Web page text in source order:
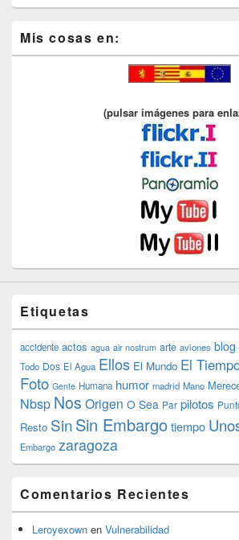
Mis cosas en:
(pulsar imágenes para
Etiquetas
accidente actos agua air nostrum arte aviones blog
Todo Dos El Agua Ellos El Mundo El
Foto Gente Humana humor madrid Mano
Nbsp Nos Origen O Sea Par pilotos
Resto SinSin Embargotiempo
Embargo zaragoza
Comentarios Recientes
Leroyexown en Vulnerabilidad